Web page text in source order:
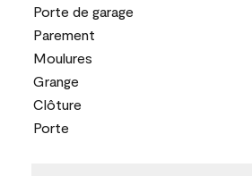
Porte de garage
Parement
Moulures
Grange
Clôture
Porte